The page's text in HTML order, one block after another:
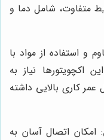
متفاوت، شامل دما و
و استفاده از مواد با
اکچویتورها نیاز به
کاری بالایی داشته
: امکان اتصال آسان به